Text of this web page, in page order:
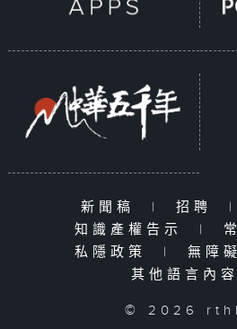
新聞稿 | 招聘 |
知識產權告示
|
私隱政策
| 無障
其他語言內
© 2026